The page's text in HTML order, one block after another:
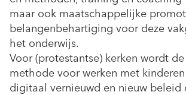
maar ook maatschappelijke
belangenbehartiging voor deze
het onderwijs.
Voor (protestantse) kerken wordt
methode voor werken met
digitaal vernieuwd en nieuw beleid